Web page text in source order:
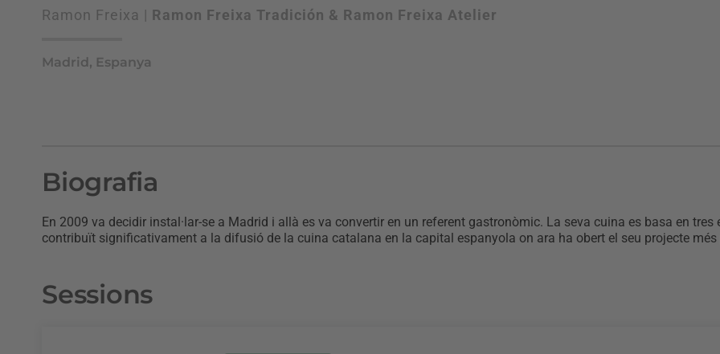
Ramon Freixa | Ramon Freixa Tradición & Ramon Freixa Atelier
Madrid, Espanya
Biografia
En 2009 va decidir instal·lar-se a Madrid i allà es va convertir en un referent gastronòmic. La seva cuina es basa en
contribuït significativament a la difusió de la cuina catalana en la capital espanyola on ara ha obert el seu projecte més
Sessions